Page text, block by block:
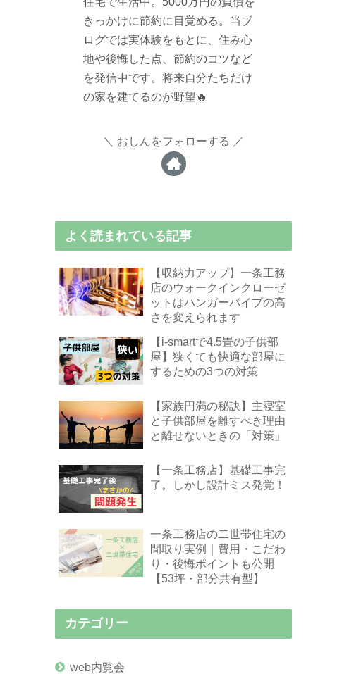
きっかけに節約に目覚める。当ブ
ログでは実体験をもとに、住み心
地や後悔した点、節約のコツなど
を発信中です。将来自分たちだけ
の家を建てるのが野望🔥
おしんをフォローする
よく読まれている記事
【収納力アップ】一条工務
店のウォークインクローゼ
ットはハンガーパイプの高
さを変えられます
【i-smartで4.5畳の子供部
屋】狭くても快適な部屋に
するための3つの対策
【家族円満の秘訣】主寝室
と子供部屋を離すべき理由
と離せないときの「対策」
【一条工務店】基礎工事完
了。しかし設計ミス発覚！
一条工務店の二世帯住宅の
間取り実例｜費用・こだわ
り・後悔ポイントも公開
【53坪・部分共有型】
カテゴリー
web内覧会